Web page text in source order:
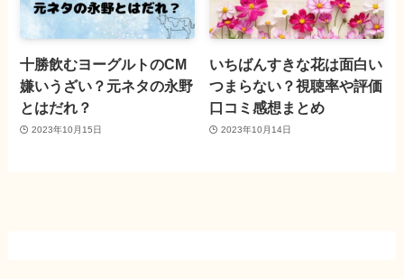
十勝飲むヨーグルトのCM
嫌いうざい？元ネタの永野
とはだれ？
2023年10月15日
いちばんすきな花は面白い
つまらない？視聴率や評価
口コミ感想まとめ
2023年10月14日